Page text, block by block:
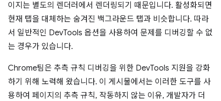
이지는 별도의 렌더러에서 렌더링되기 때문입니다. 활성화되면
현재 탭을 대체하는 숨겨진 백그라운드 탭과 비슷합니다. 따라
서 일반적인 DevTools 옵션을 사용하여 문제를 디버깅할 수 없
는 경우가 있습니다.
Chrome팀은 추측 규칙 디버깅을 위한 DevTools 지원을 강화
하기 위해 노력해 왔습니다. 이 게시물에서는 이러한 도구를 사
용하여 페이지의 추측 규칙, 작동하지 않는 이유, 개발자가 더